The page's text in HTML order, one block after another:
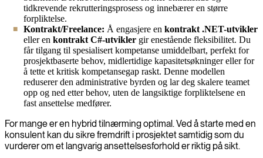
tidkrevende rekrutteringsprosess og innebærer en større
forpliktelse.
Kontrakt/Freelance: Å engasjere en kontrakt .NET-utvikler
eller en kontrakt C#-utvikler gir enestående fleksibilitet. Du
får tilgang til spesialisert kompetanse umiddelbart, perfekt for
prosjektbaserte behov, midlertidige kapasitetsøkninger eller for
å tette et kritisk kompetansegap raskt. Denne modellen
reduserer den administrative byrden og lar deg skalere teamet
opp og ned etter behov, uten de langsiktige forpliktelsene en
fast ansettelse medfører.
For mange er en hybrid tilnærming optimal. Ved å starte med en
konsulent kan du sikre fremdrift i prosjektet samtidig som du
vurderer om et langvarig ansettelsesforhold er riktig på sikt.